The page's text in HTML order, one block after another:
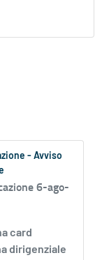
- Avviso
6-ago-
card
dirigenziale